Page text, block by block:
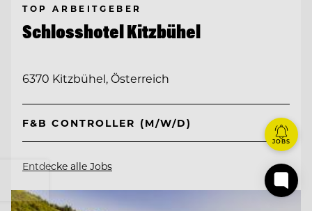
TOP ARBEITGEBER
Schlosshotel Kitzbühel
6370 Kitzbühel, Österreich
F&B CONTROLLER (M/W/D)
Entdecke alle Jobs
JOBS